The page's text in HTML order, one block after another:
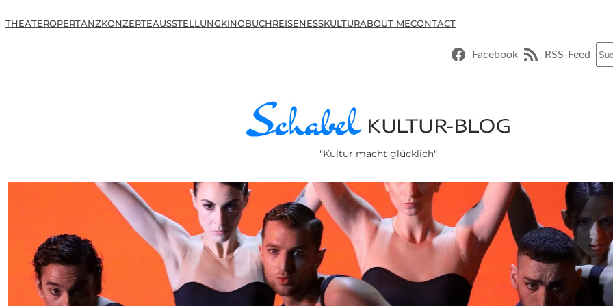
THEATEROPERTANZKONZERTEAUSSTELLUNGKINOBUCHREISENESSKULTURABOUT MECONTACT
Facebook RSS-Feed
"Kultur macht glücklich"